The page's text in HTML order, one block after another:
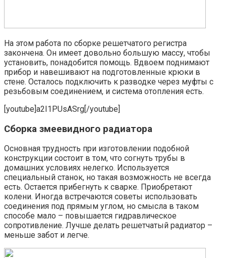
На этом работа по сборке решетчатого регистра
закончена. Он имеет довольно большую массу, чтобы
установить, понадобится помощь. Вдвоем поднимают
прибор и навешивают на подготовленные крюки в
стене. Осталось подключить к разводке через муфты с
резьбовым соединением, и система отопления есть.
[youtube]a2I1PUsASrg[/youtube]
Сборка змеевидного радиатора
Основная трудность при изготовлении подобной
конструкции состоит в том, что согнуть трубы в
домашних условиях нелегко. Используется
специальный станок, но такая возможность не всегда
есть. Остается прибегнуть к сварке. Приобретают
колени. Иногда встречаются советы использовать
соединения под прямым углом, но смысла в таком
способе мало – повышается гидравлическое
сопротивление. Лучше делать решетчатый радиатор –
меньше забот и легче.